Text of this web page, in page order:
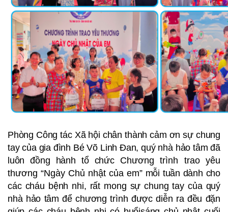
Phòng Công tác Xã hội chân thành cảm ơn sự chung
tay của gia đình Bé Võ Linh Đan, quý nhà hảo tâm đã
luôn đồng hành tổ chức Chương trình trao yêu
thương “Ngày Chủ nhật của em” mỗi tuần dành cho
các cháu bệnh nhi, rất mong sự chung tay của quý
nhà hảo tâm để chương trình được diễn ra đều đặn